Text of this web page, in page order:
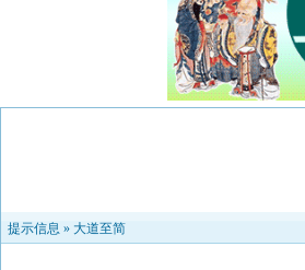
提示信息 » 大道至简